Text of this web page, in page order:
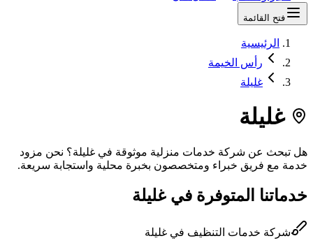
فتح القائمة
الرئيسية
رأس الخيمة
غليلة
غليلة
هل تبحث عن شركة خدمات منزلية موثوقة في غليلة؟ نحن مزود
خدمة مع فريق خبراء ومتخصصون بخبرة محلية واستجابة سريعة.
خدماتنا المتوفرة في غليلة
شركة خدمات التنظيف في غليلة